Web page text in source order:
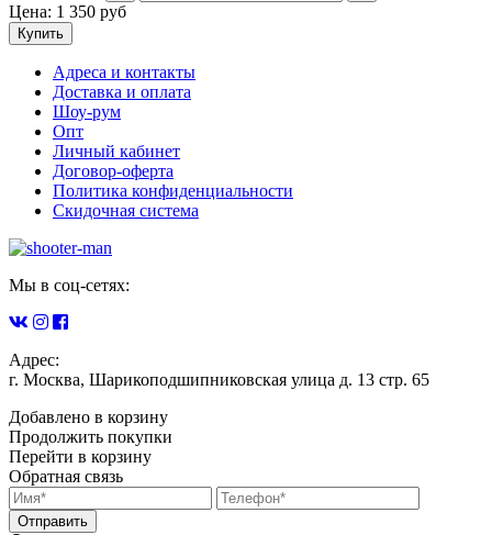
Цена: 1 350 руб
Купить
Адреса и контакты
Доставка и оплата
Шоу-рум
Опт
Личный кабинет
Договор-оферта
Политика конфиденциальности
Скидочная система
Мы в соц-сетях:
Адрес:
г. Москва, Шарикоподшипниковская улица д. 13 стр. 65
Добавлено в корзину
Продолжить покупки
Перейти в корзину
Обратная связь